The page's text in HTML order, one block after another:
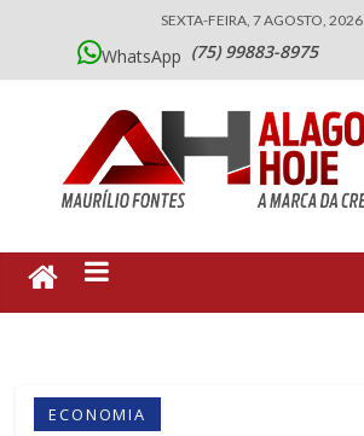
SEXTA-FEIRA, 7 AGOSTO, 2026
WhatsApp (75) 99883-8975
ECONOMIA